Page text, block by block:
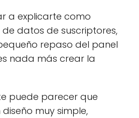
a explicarte como
datos de suscriptores,
repaso del panel
nada más crear la
puede parecer que
muy simple,